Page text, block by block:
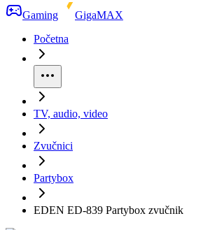
Gaming
GigaMAX
Početna
TV, audio, video
Zvučnici
Partybox
EDEN ED-839 Partybox zvučnik